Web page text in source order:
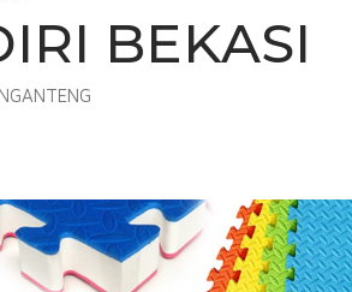
BEKASI